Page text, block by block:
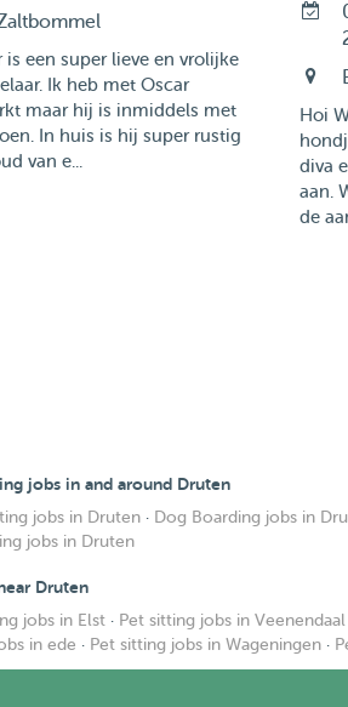
is een super lieve en vrolijke
Ik heb met Oscar
maar hij is inmiddels met
In huis is hij super rustig
van e...
Hoi
diva
aan.
de
jobs in and around Druten
jobs in Druten · Dog Boarding jobs in
jobs in Druten
Druten
jobs in Elst · Pet sitting jobs in Veenendaal
in ede · Pet sitting jobs in Wageningen ·